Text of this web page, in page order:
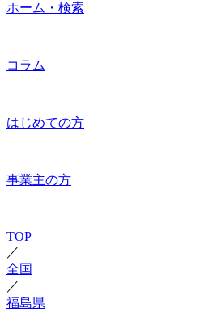
ホーム・検索
コラム
はじめての方
事業主の方
TOP
／
全国
／
福島県